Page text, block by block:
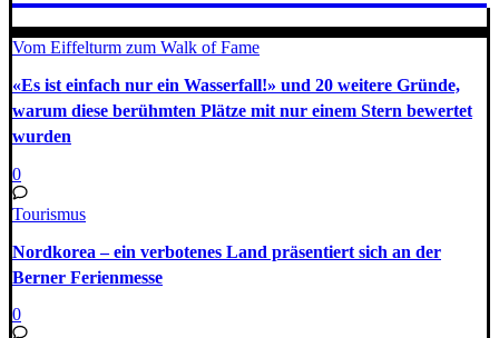
Vom Eiffelturm zum Walk of Fame
«Es ist einfach nur ein Wasserfall!» und 20 weitere Gründe,
warum diese berühmten Plätze mit nur einem Stern bewertet
wurden
0
Tourismus
Nordkorea – ein verbotenes Land präsentiert sich an der
Berner Ferienmesse
0